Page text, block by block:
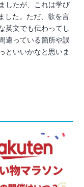
したが、これは学び
した。ただ、欲を言
英文でも伝わってし
違っている箇所や誤
といいかなと思いま